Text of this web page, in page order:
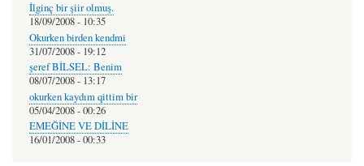
İlginç bir şiir olmuş.
18/09/2008 - 10:35
Okurken birden kendmi
31/07/2008 - 19:12
şeref BİLSEL: Benim
08/07/2008 - 13:17
okurken kaydım qittim bir
05/04/2008 - 00:26
EMEĞİNE VE DİLİNE
16/01/2008 - 00:33